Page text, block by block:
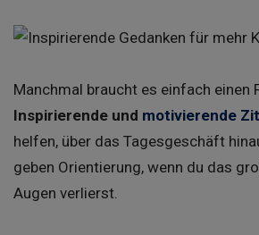
Manchmal braucht es einfach einen
Inspirierende und motivierende
helfen, über das Tagesgeschäft
geben Orientierung, wenn du das
Augen verlierst.